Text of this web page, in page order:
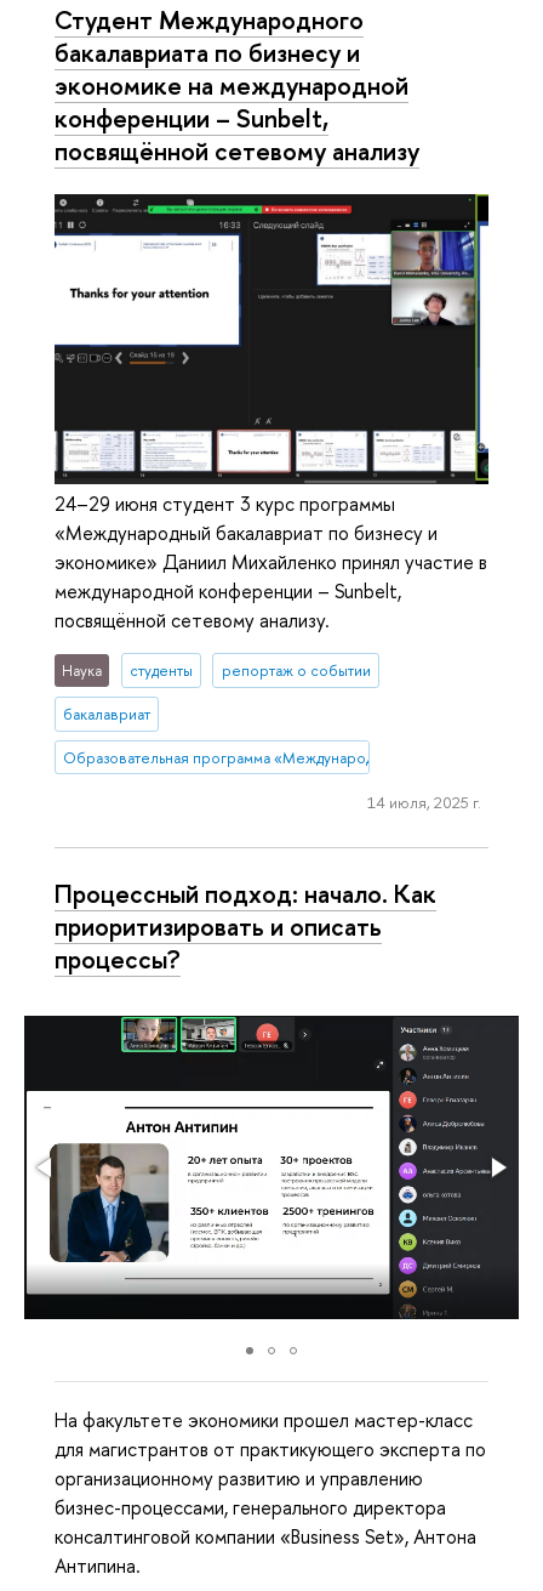
Студент Международного
бакалавриата по бизнесу и
экономике на международной
конференции – Sunbelt,
посвящённой сетевому анализу
24–29 июня студент 3 курс программы
«Международный бакалавриат по бизнесу и
экономике» Даниил Михайленко принял участие в
международной конференции – Sunbelt,
посвящённой сетевому анализу.
Наука студенты репортаж о событии
бакалавриат
Образовательная программа «Международная программа по
14 июля, 2025 г.
Процессный подход: начало. Как
приоритизировать и описать
процессы?
На факультете экономики прошел мастер-класс
для магистрантов от практикующего эксперта по
организационному развитию и управлению
бизнес-процессами, генерального директора
консалтинговой компании «Business Set», Антона
Антипина.